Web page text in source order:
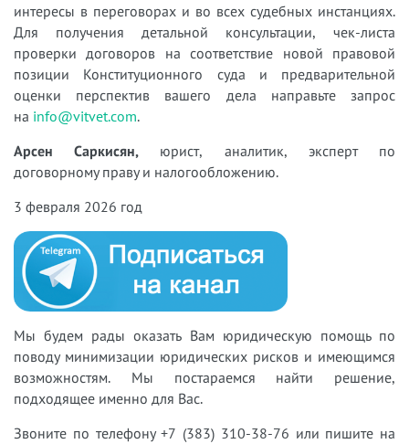
интересы в переговорах и во всех судебных инстанциях.
Для получения детальной консультации, чек-листа
проверки договоров на соответствие новой правовой
позиции Конституционного суда и предварительной
оценки перспектив вашего дела направьте запрос
на info@vitvet.com.
Арсен Саркисян, юрист, аналитик, эксперт по
договорному праву и налогообложению.
3 февраля 2026 год
Мы будем рады оказать Вам юридическую помощь по
поводу минимизации юридических рисков и имеющимся
возможностям. Мы постараемся найти решение,
подходящее именно для Вас.
Звоните по телефону +7 (383) 310-38-76 или пишите на